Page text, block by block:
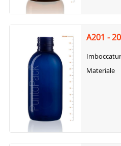
A201 -
Materiale